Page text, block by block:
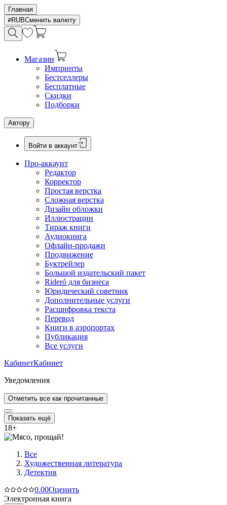
Главная
RUBСменить валюту
Магазин
Импринты
Бестселлеры
Бесплатные
Скидки
Подборки
Автору
Войти в аккаунт
Про-аккаунт
Редактор
Корректор
Простая верстка
Сложная верстка
Дизайн обложки
Иллюстрации
Тираж книги
Аудиокнига
Офлайн-продажи
Продвижение
Буктрейлер
Большой издательский пакет
Rideró для бизнеса
Юридический советник
Дополнительные услуги
Расшифровка текста
Перевод
Книги в аэропортах
Публикация
Все услуги
КабинетКабинет
Уведомления
Отметить все как прочитанные
Показать ещё
18+
Все
Художественная литература
Детектив
0.00Оценить
Электронная книга